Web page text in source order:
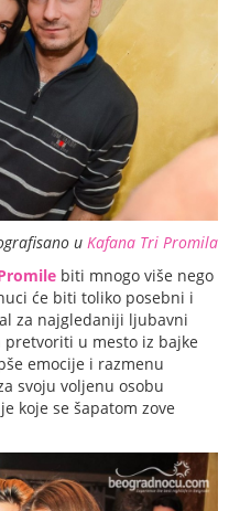
u Kafana Tri Promila
biti mnogo više nego
će biti toliko posebni i
za najgledaniji ljubavni
pretvoriti u mesto iz bajke
emocije i razmenu
svoju voljenu osobu
koje se šapatom zove